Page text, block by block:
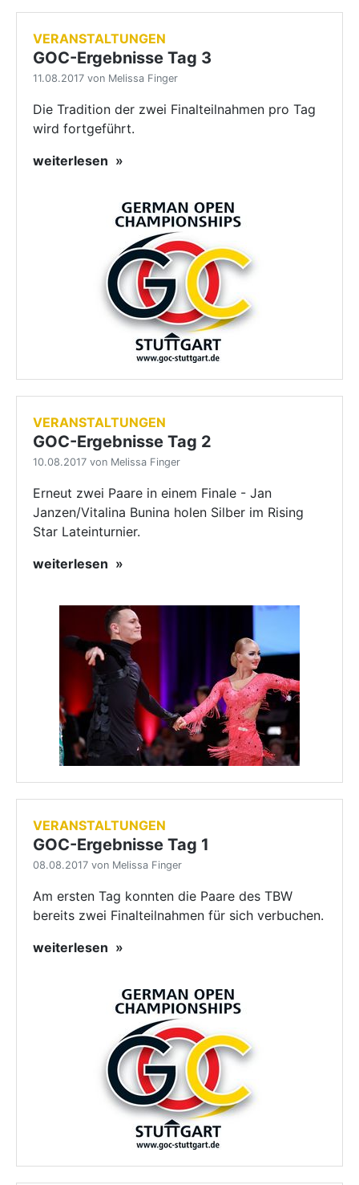
VERANSTALTUNGEN
GOC-Ergebnisse Tag 3
11.08.2017 von Melissa Finger
Die Tradition der zwei Finalteilnahmen pro Tag
wird fortgeführt.
weiterlesen
VERANSTALTUNGEN
GOC-Ergebnisse Tag 2
10.08.2017 von Melissa Finger
Erneut zwei Paare in einem Finale - Jan
Janzen/Vitalina Bunina holen Silber im Rising
Star Lateinturnier.
weiterlesen
VERANSTALTUNGEN
GOC-Ergebnisse Tag 1
08.08.2017 von Melissa Finger
Am ersten Tag konnten die Paare des TBW
bereits zwei Finalteilnahmen für sich verbuchen.
weiterlesen